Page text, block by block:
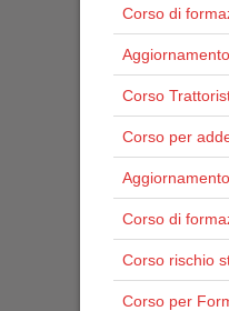
Corso di
Corso
Corso per
Corso di
Corso rischio
Corso per